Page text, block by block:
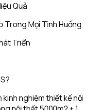
Quả
Trong Mọi Tình Huống
Triển
kinh nghiệm thiết kế nội